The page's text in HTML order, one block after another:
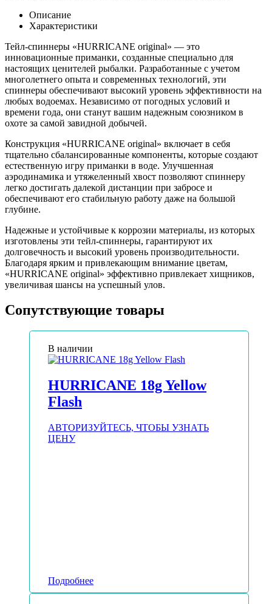
Описание
Характеристики
Тейл-спиннеры «HURRICANE original» — это
инновационные приманки, созданные специально для
настоящих ценителей рыбалки. Разработанные с учетом
многолетнего опыта и современных технологий, эти
спиннеры обеспечивают высокий уровень эффективности на
любых водоемах. Независимо от погодных условий и
времени года, они станут вашим надежным союзником в
охоте за самой завидной добычей.
Конструкция «HURRICANE original» включает в себя
тщательно сбалансированные компоненты, которые создают
естественную игру приманки в воде. Улучшенная
аэродинамика и утяжеленный хвост позволяют спиннеру
легко достигать далекой дистанции при забросе и
обеспечивают его стабильную работу даже на большой
глубине.
Надежные и устойчивые к коррозии материалы, из которых
изготовлены эти тейл-спиннеры, гарантируют их
долговечность и высокий уровень производительности.
Благодаря ярким и привлекающим внимание цветам,
«HURRICANE original» эффективно привлекает хищников,
увеличивая шансы на успешный улов.
Сопутствующие товары
В наличии
HURRICANE 18g Yellow
Flash
АВТОРИЗУЙТЕСЬ, ЧТОБЫ УЗНАТЬ
ЦЕНУ
Подробнее